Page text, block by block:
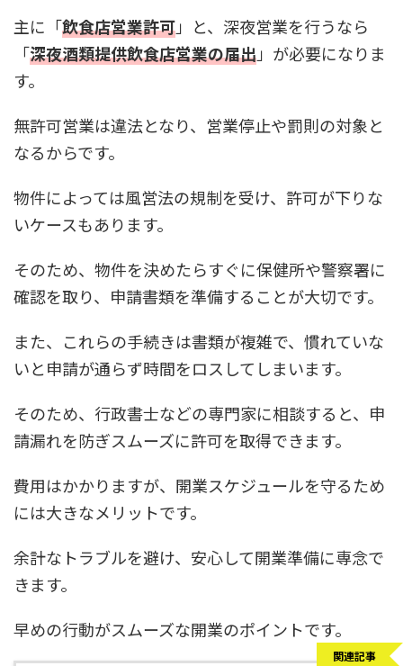
主に「飲食店営業許可」と、深夜営業を行うなら
「深夜酒類提供飲食店営業の届出」が必要になりま
す。
無許可営業は違法となり、営業停止や罰則の対象と
なるからです。
物件によっては風営法の規制を受け、許可が下りな
いケースもあります。
そのため、物件を決めたらすぐに保健所や警察署に
確認を取り、申請書類を準備することが大切です。
また、これらの手続きは書類が複雑で、慣れていな
いと申請が通らず時間をロスしてしまいます。
そのため、行政書士などの専門家に相談すると、申
請漏れを防ぎスムーズに許可を取得できます。
費用はかかりますが、開業スケジュールを守るため
には大きなメリットです。
余計なトラブルを避け、安心して開業準備に専念で
きます。
早めの行動がスムーズな開業のポイントです。
関連記事